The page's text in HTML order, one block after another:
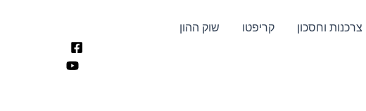
צרכנות וחסכון קריפטו שוק ההון